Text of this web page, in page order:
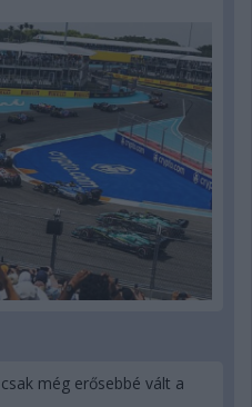
még erősebbé vált a